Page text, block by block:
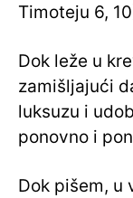
Timoteju 6,
Dok leže u
zamišljajući
luksuzu i
ponovno i
Dok pišem, u